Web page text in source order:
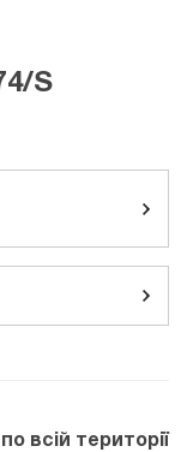
S
по всій території